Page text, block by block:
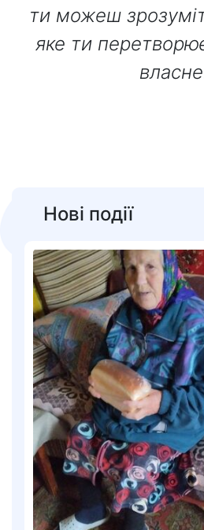
ти можеш
яке ти
Нові події